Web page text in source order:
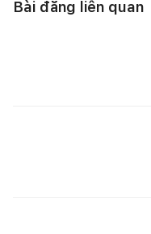
Bài đăng liên quan